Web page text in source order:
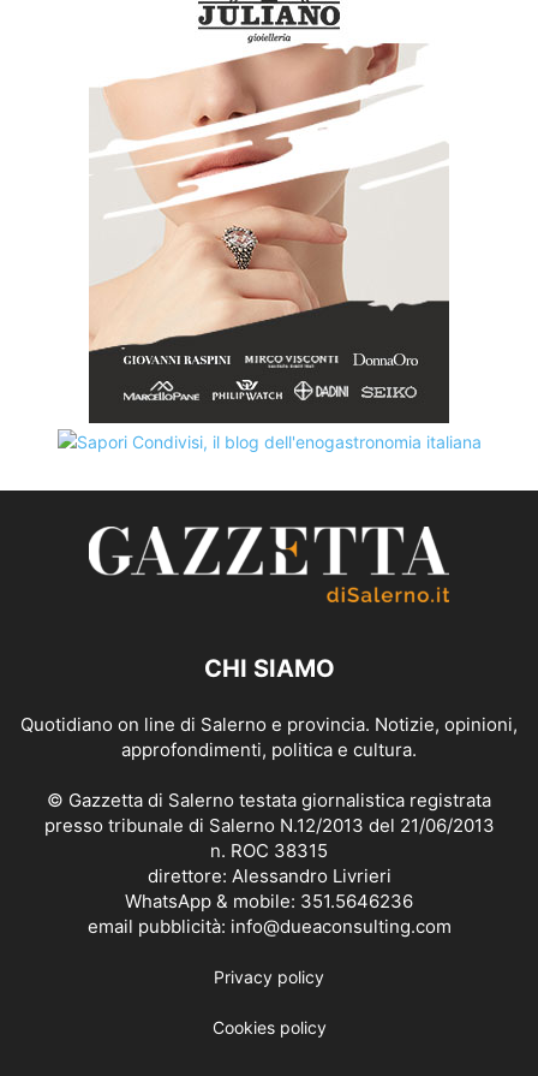
CHI SIAMO
Quotidiano on line di Salerno e provincia. Notizie, opinioni,
approfondimenti, politica e cultura.
© Gazzetta di Salerno testata giornalistica registrata
presso tribunale di Salerno N.12/2013 del 21/06/2013
n. ROC 38315
direttore: Alessandro Livrieri
WhatsApp & mobile: 351.5646236
email pubblicità: info@dueaconsulting.com
Privacy policy
Cookies policy